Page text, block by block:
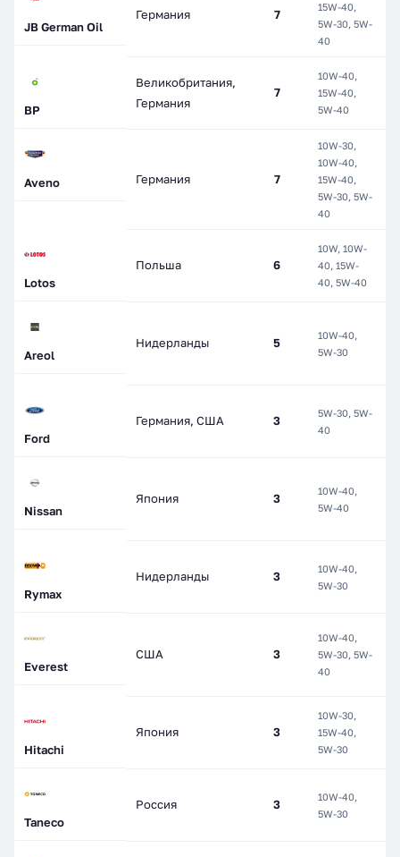
JB German Oil
Германия 7
15W-40,
5W-30, 5W-
40
BP
Великобритания,
Германия
7
10W-40,
15W-40,
5W-40
Aveno Германия 7
10W-30,
10W-40,
15W-40,
5W-30, 5W-
40
Lotos
Польша 6
10W, 10W-
40, 15W-
40, 5W-40
Areol
Нидерланды 5
10W-40,
5W-30
Ford
Германия, США 3
5W-30, 5W-
40
Nissan
Япония 3
10W-40,
5W-40
Rymax
Нидерланды 3
10W-40,
5W-30
Everest
США 3
10W-40,
5W-30, 5W-
40
Hitachi
Япония 3
10W-30,
15W-40,
5W-30
Taneco
Россия 3
10W-40,
5W-30